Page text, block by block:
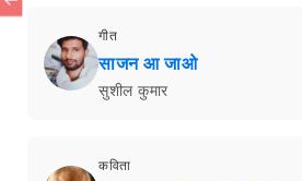
गीत
साजन आ जाओ
सुशील कुमार
कविता